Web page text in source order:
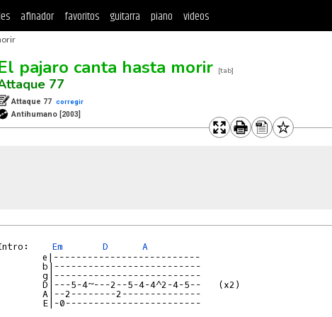
afinador favoritos guitarra piano videos
pajaro canta hasta morir [tab]
77
Attaque 77 corregir
Antihumano [2003]
Em D
A
e|--------------------------
b|--------------------------
g|--------------------------
D|---5-4~---2--5-4-4^2-4-5--   (x2)
A|--2--------2--------------
E|-0------------------------